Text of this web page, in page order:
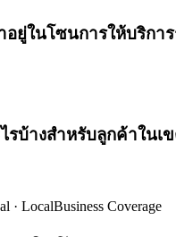
ยู่ในโซนการให้บริกา
รบ้างสำหรับลูกค้าในเ
· LocalBusiness Coverage